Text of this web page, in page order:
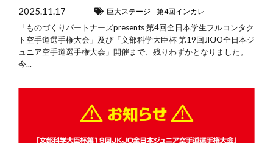
2025.11.17 巨大ステージ 第4回インカレ
「ものづくりパートナーズpresents 第4回全日本学生フルコンタク
ト空手道選手権大会」及び「文部科学大臣杯 第19回JKJO全日本ジ
ュニア空手道選手権大会」開催まで、残りわずかとなりました。
今...